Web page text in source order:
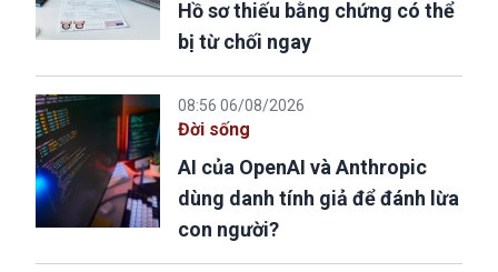
Hồ sơ thiếu bằng chứng có thể
bị từ chối ngay
08:56 06/08/2026
Đời sống
AI của OpenAI và Anthropic
dùng danh tính giả để đánh lừa
con người?